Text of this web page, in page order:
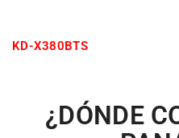
KD-X380BTS
¿DÓNDE